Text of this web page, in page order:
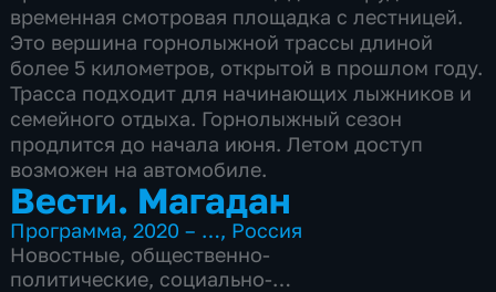
временная смотровая площадка с лестницей.
Это вершина горнолыжной трассы длиной
более 5 километров, открытой в прошлом году.
Трасса подходит для начинающих лыжников и
семейного отдыха. Горнолыжный сезон
продлится до начала июня. Летом доступ
возможен на автомобиле.
Вести. Магадан
Программа,2020 – …, Россия
Новостные, общественно-
политические, социально-